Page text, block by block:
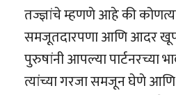
तज्ज्ञांचे म्हणणे आहे की
समजूतदारपणा आणि आदर खूप
पुरुषांनी आपल्या पार्टनरच्या
त्यांच्या गरजा समजून घेणे